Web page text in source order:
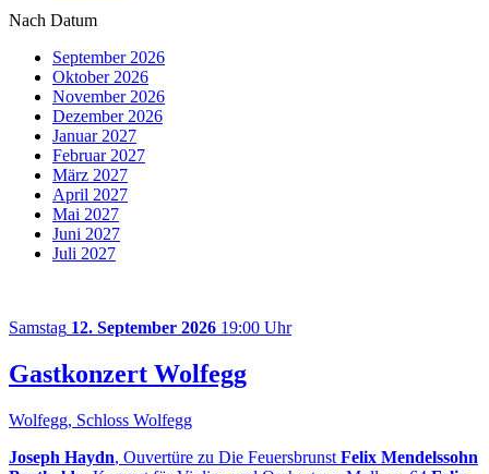
Nach Datum
September 2026
Oktober 2026
November 2026
Dezember 2026
Januar 2027
Februar 2027
März 2027
April 2027
Mai 2027
Juni 2027
Juli 2027
Samstag 12. September 2026 19:00 Uhr
Gastkonzert Wolfegg
Wolfegg, Schloss Wolfegg
Joseph Haydn, Ouvertüre zu Die Feuersbrunst Felix Mendelssohn